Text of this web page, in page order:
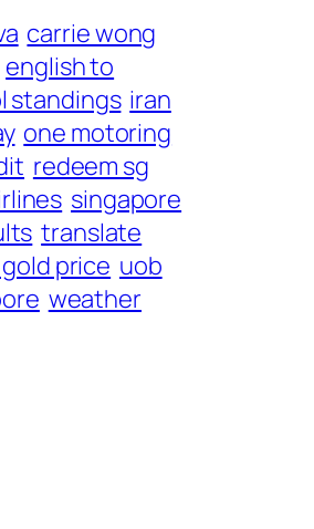
carrie wong
english to
standings iran
one motoring
redeem sg
singapore
translate
price uob
weather